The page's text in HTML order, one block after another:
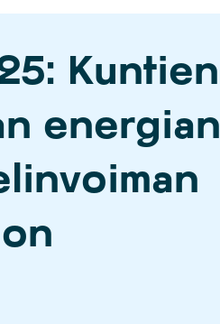
Kuntien
energian